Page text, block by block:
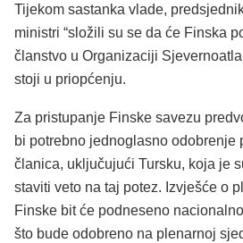
Tijekom sastanka vlade,
ministri “složili su se da će Finska
članstvo u Organizaciji
stoji u priopćenju.
Za pristupanje Finske savezu
bi potrebno jednoglasno odobrenje
članica, uključujući Tursku, koja je
staviti veto na taj potez. Izvješće o
Finske bit će podneseno
što bude odobreno na plenarnoj